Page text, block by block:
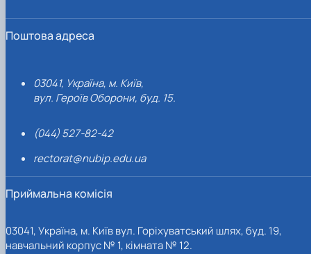
Поштова адреса
03041, Україна, м. Київ,
вул. Героїв Оборони, буд. 15.
(044) 527-82-42
rectorat@nubip.edu.ua
Приймальна комісія
03041, Україна, м. Київ вул. Горіхуватський шлях, буд. 19,
навчальний корпус № 1, кімната № 12.